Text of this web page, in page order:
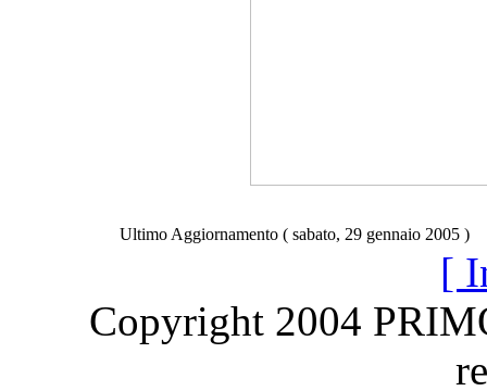
Ultimo Aggiornamento ( sabato, 29 gennaio 2005 )
[
Copyright 2004